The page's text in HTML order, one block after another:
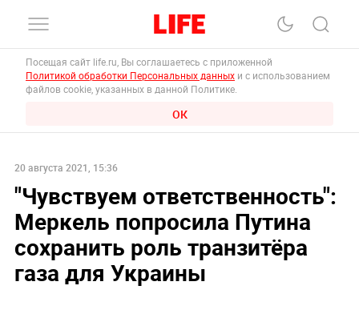
Посещая сайт life.ru, Вы соглашаетесь с приложенной
Политикой обработки Персональных данных и с использованием
файлов cookie, указанных в данной Политике.
ОК
20 августа 2021, 15:36
"Чувствуем ответственность":
Меркель попросила Путина
сохранить роль транзитёра
газа для Украины